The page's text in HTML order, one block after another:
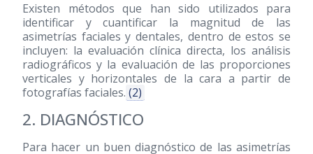
Existen métodos que han sido utilizados para
identificar y cuantificar la magnitud de las
asimetrías faciales y dentales, dentro de estos se
incluyen: la evaluación clínica directa, los análisis
radiográficos y la evaluación de las proporciones
verticales y horizontales de la cara a partir de
fotografías faciales. (2)
2. DIAGNÓSTICO
Para hacer un buen diagnóstico de las asimetrías